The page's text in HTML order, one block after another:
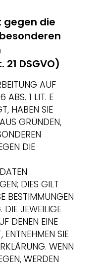
gegen die
DSGVO)
AUF
ABS. 1 LIT. E
HABEN SIE
GRÜNDEN,
DIE
DIES GILT
BESTIMMUNGEN
DIE JEWEILIGE
DENEN EINE
ENTNEHMEN SIE
WENN
WERDEN